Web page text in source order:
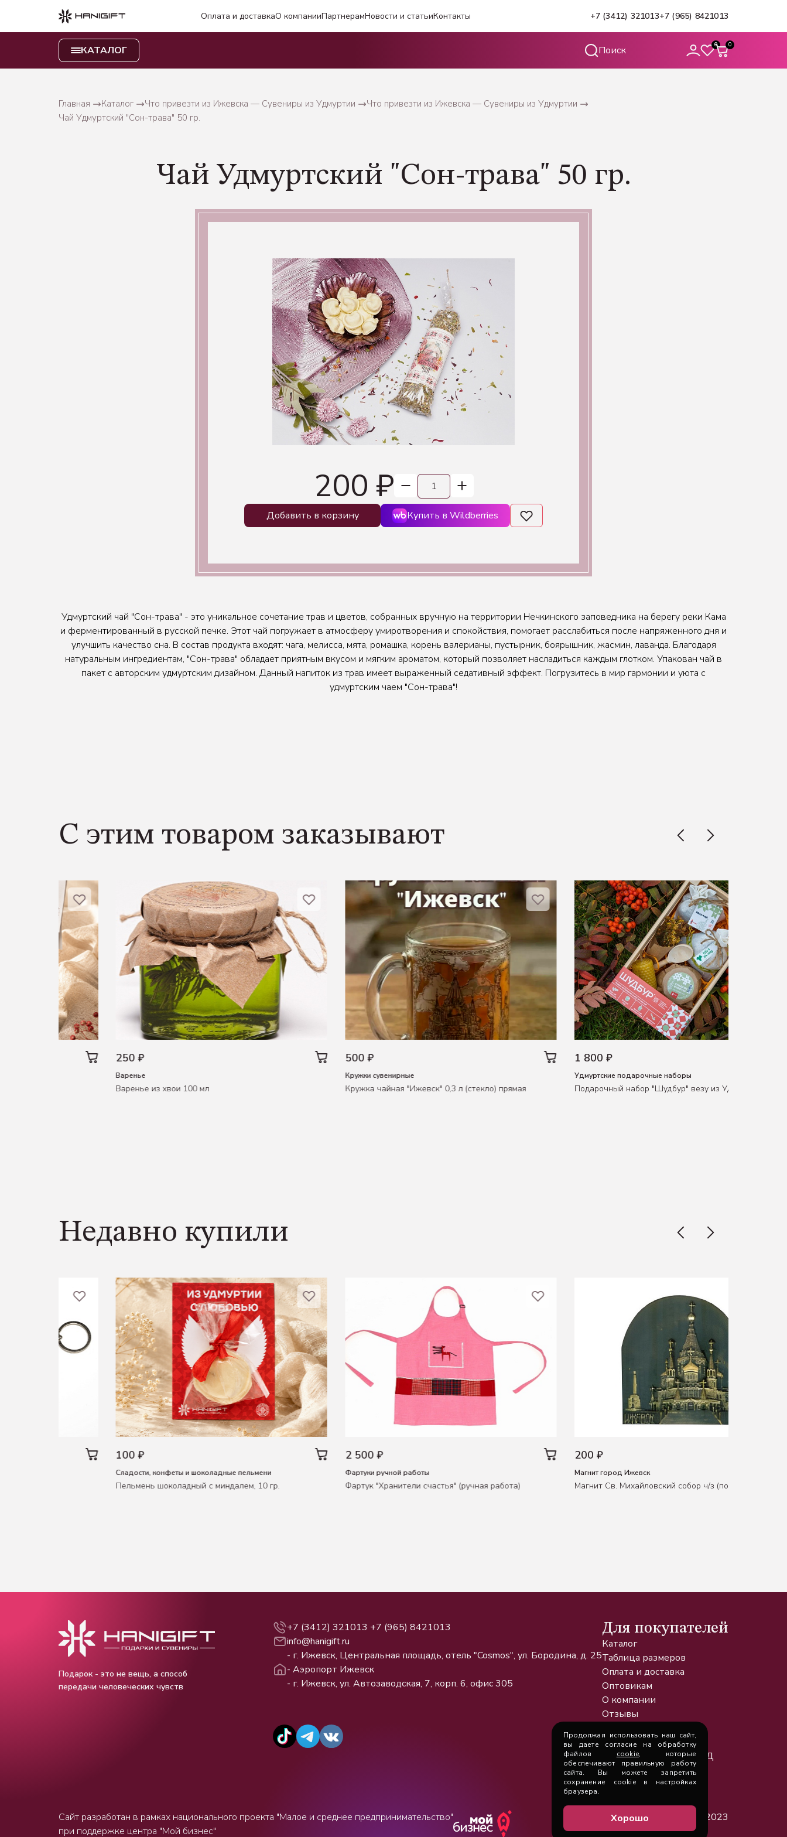
Оплата и доставкаО компанииПартнерамНовости и статьиКонтакты +7 (3412) 321013+7 (965) 8421013
КАТАЛОГ 0 0
Главная Каталог Что привезти из Ижевска — Сувениры из Удмуртии
Что привезти из Ижевска — Сувениры из Удмуртии
Чай Удмуртский "Сон-трава" 50 гр.
Чай Удмуртский "Сон-трава" 50 гр.
200 ₽
Добавить в корзину Купить в Wildberries
Удмуртский чай "Сон-трава" - это уникальное сочетание трав и цветов, собранных вручную на территории Нечкинского заповедника на берегу реки Кама
и ферментированный в русской печке. Этот чай погружает в атмосферу умиротворения и спокойствия, помогает расслабиться после напряженного дня и
улучшить качество сна. В состав продукта входят: чага, мелисса, мята, ромашка, корень валерианы, пустырник, боярышник, жасмин, лаванда. Благодаря
натуральным ингредиентам, "Сон-трава" обладает приятным вкусом и мягким ароматом, который позволяет насладиться каждым глотком. Упакован чай в
пакет с авторским удмуртским дизайном. Данный напиток из трав имеет выраженный седативный эффект. Погрузитесь в мир гармонии и уюта с
удмуртским чаем "Сон-трава"!
С этим товаром заказывают
250 ₽
Варенье
Варенье из хвои 100 мл
500 ₽
Кружки сувенирные
Кружка чайная "Ижевск" 0,3 л (стекло) прямая
1 800 ₽
Удмуртские подарочные наборы
Подарочный набор "Шудбур" везу из Удмуртии
Недавно купили
100 ₽
Сладости, конфеты и шоколадные пельмени
Пельмень шоколадный с миндалем, 10 гр.
2 500 ₽
Фартуки ручной работы
Фартук "Хранители счастья" (ручная работа)
200 ₽
Магнит город Ижевск
Магнит Св. Михайловский собор ч/з (полистирол)
Подарок - это не вещь, а способ
передачи человеческих чувств
+7 (3412) 321013 +7 (965) 8421013
info@hanigift.ru
- г. Ижевск, Центральная площадь, отель "Cosmos", ул. Бородина, д. 25
- Аэропорт Ижевск
- г. Ижевск, ул. Автозаводская, 7, корп. 6, офис 305
Для покупателей
Каталог
Таблица размеров
Оплата и доставка
Оптовикам
О компании
Отзывы
О cookie
Политика обработки ПД
Контакты
Сайт разработан в рамках национального проекта "Малое и среднее предпринимательство"
при поддержке центра "Мой бизнес"
ООО «ХАНИ», 2023
Продолжая использовать наш сайт,
вы даете согласие на обработку
файлов cookie, которые
обеспечивают правильную работу
сайта. Вы можете запретить
сохранение cookie в настройках
браузера.
Хорошо